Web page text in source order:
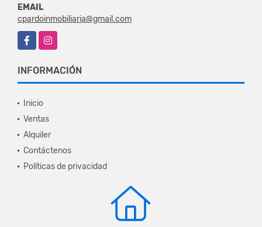
EMAIL
cpardoinmobiliaria@gmail.com
FacebookInstagram
INFORMACIÓN
Inicio
Ventas
Alquiler
Contáctenos
Políticas de privacidad